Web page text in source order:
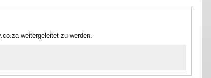
weitergeleitet zu werden.